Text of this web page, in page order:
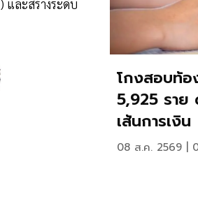
) และสร้างระดับ
โกงสอบท้
5,925 ราย
เส้นการเงิน
08 ส.ค. 2569 |